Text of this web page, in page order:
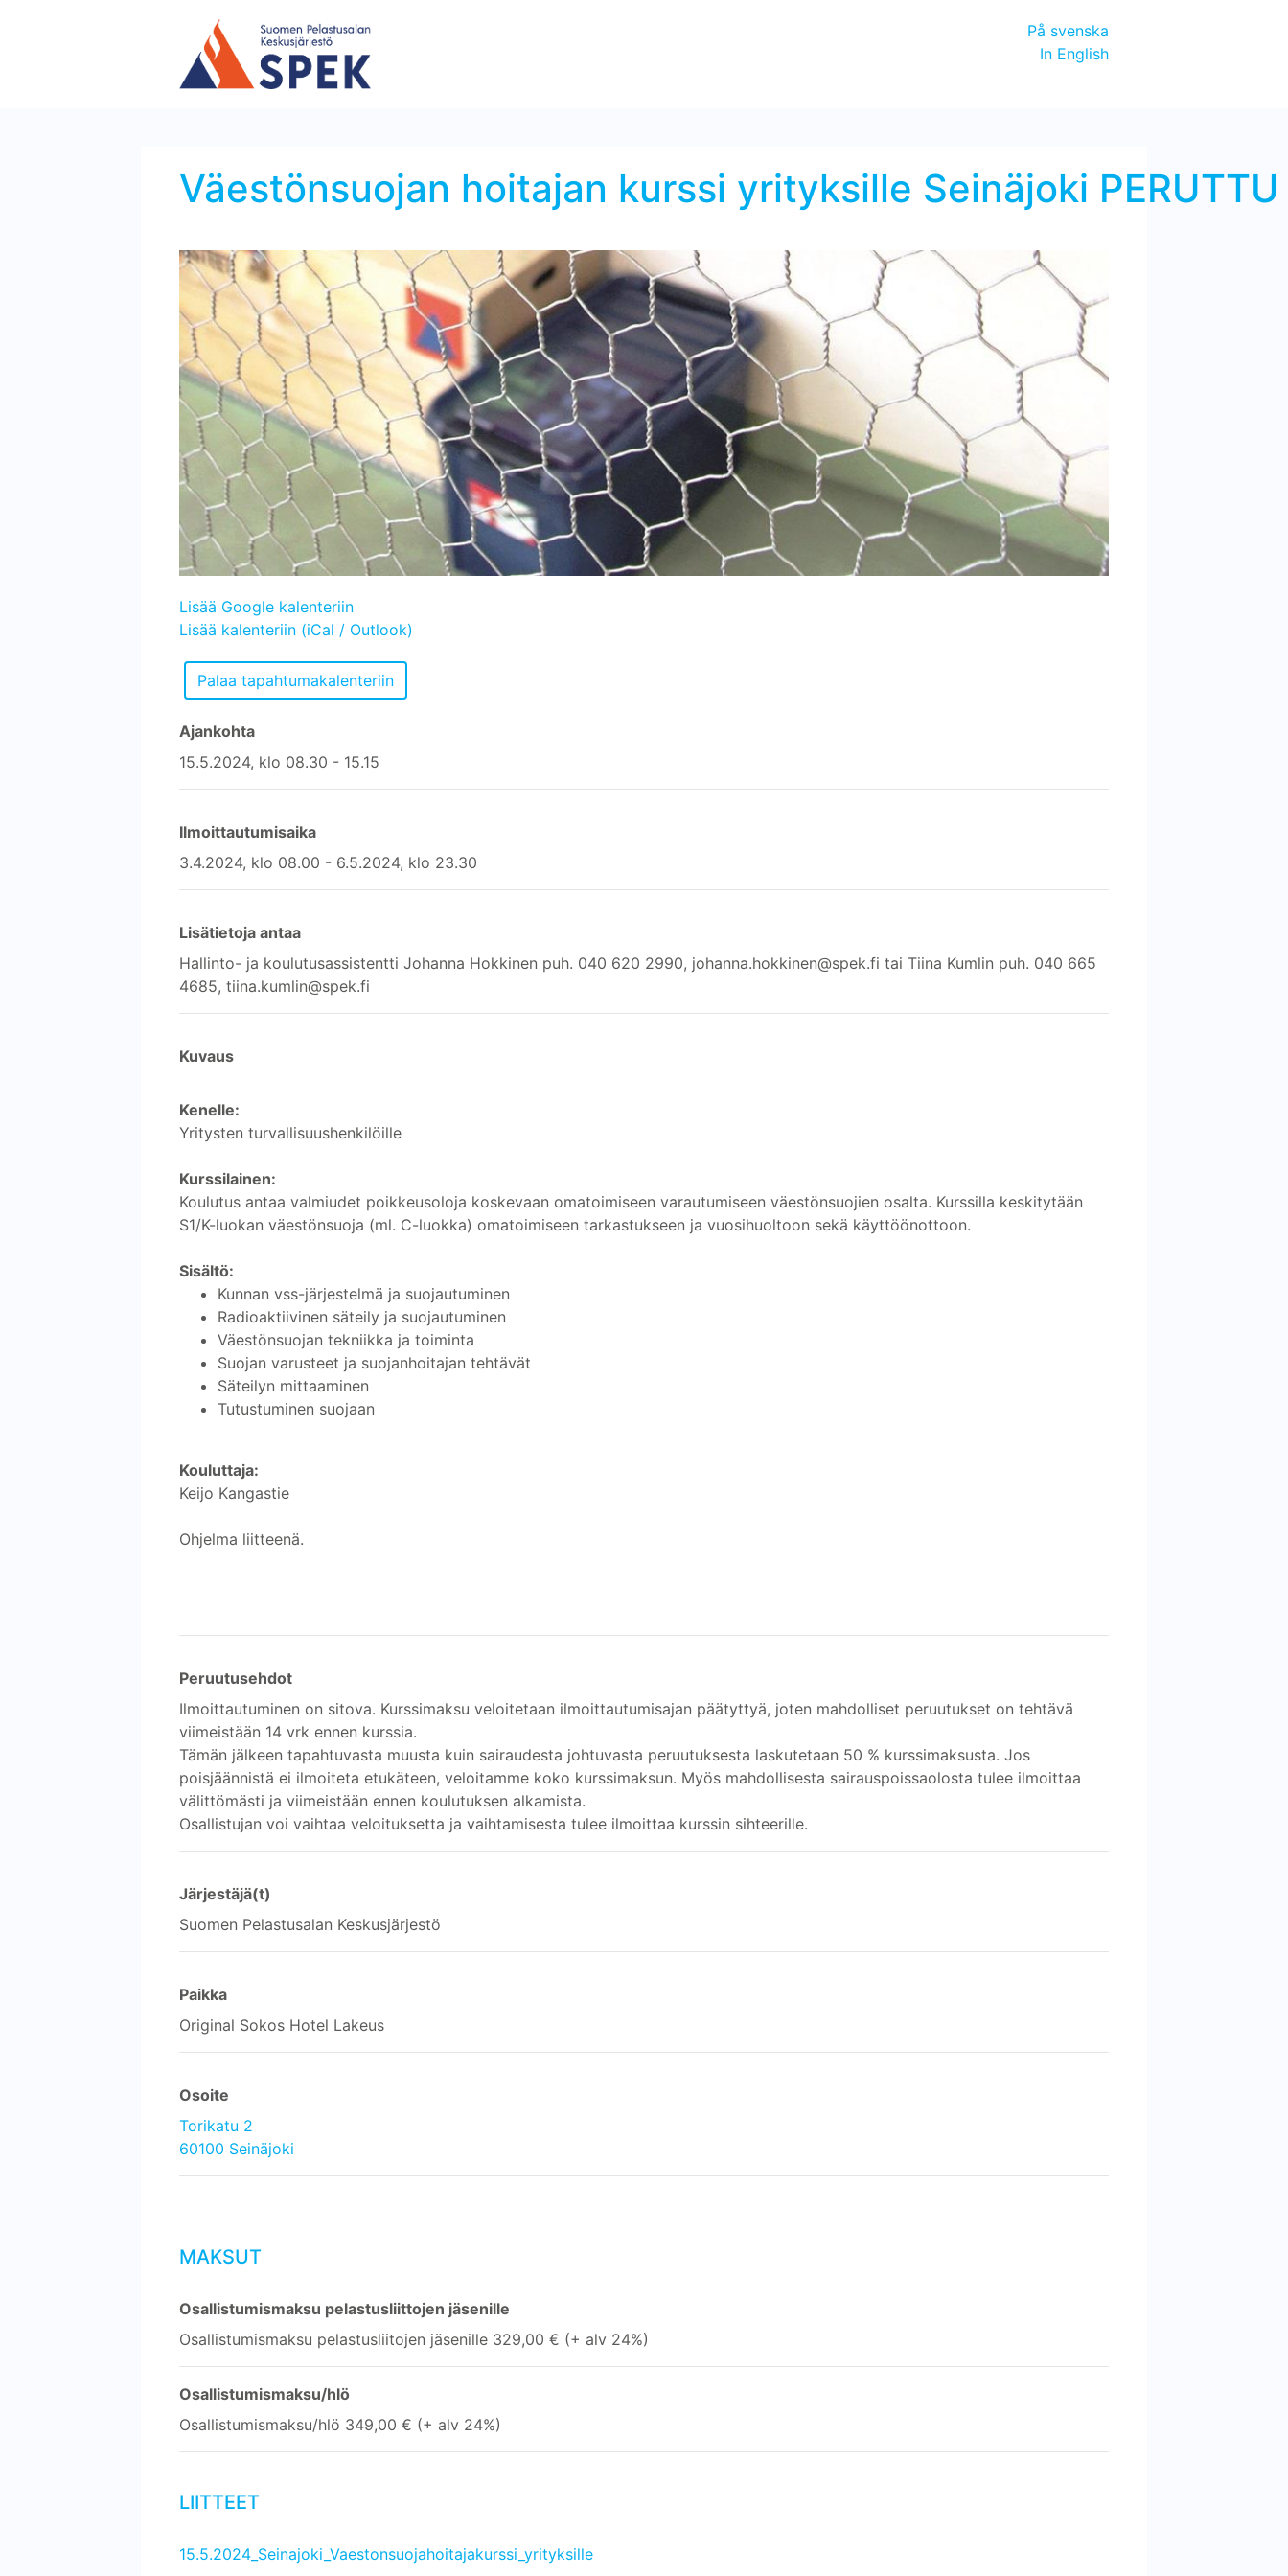
På svenska
In English
Väestönsuojan hoitajan kurssi yrityksille Seinäjoki PERUTTU
Lisää Google kalenteriin
Lisää kalenteriin (iCal / Outlook)
Ajankohta
15.5.2024, klo 08.30 - 15.15
Ilmoittautumisaika
3.4.2024, klo 08.00 - 6.5.2024, klo 23.30
Lisätietoja antaa
Hallinto- ja koulutusassistentti Johanna Hokkinen puh. 040 620 2990, johanna.hokkinen@spek.fi tai Tiina Kumlin puh. 040 665
4685, tiina.kumlin@spek.fi
Kuvaus
Kenelle:
Yritysten turvallisuushenkilöille
Kurssilainen:
Koulutus antaa valmiudet poikkeusoloja koskevaan omatoimiseen varautumiseen väestönsuojien osalta. Kurssilla keskitytään
S1/K-luokan väestönsuoja (ml. C-luokka) omatoimiseen tarkastukseen ja vuosihuoltoon sekä käyttöönottoon.
Sisältö:
Kunnan vss-järjestelmä ja suojautuminen
Radioaktiivinen säteily ja suojautuminen
Väestönsuojan tekniikka ja toiminta
Suojan varusteet ja suojanhoitajan tehtävät
Säteilyn mittaaminen
Tutustuminen suojaan
Kouluttaja:
Keijo Kangastie
Ohjelma liitteenä.
Peruutusehdot
Ilmoittautuminen on sitova. Kurssimaksu veloitetaan ilmoittautumisajan päätyttyä, joten mahdolliset peruutukset on tehtävä
viimeistään 14 vrk ennen kurssia.
Tämän jälkeen tapahtuvasta muusta kuin sairaudesta johtuvasta peruutuksesta laskutetaan 50 % kurssimaksusta. Jos
poisjäännistä ei ilmoiteta etukäteen, veloitamme koko kurssimaksun. Myös mahdollisesta sairauspoissaolosta tulee ilmoittaa
välittömästi ja viimeistään ennen koulutuksen alkamista.
Osallistujan voi vaihtaa veloituksetta ja vaihtamisesta tulee ilmoittaa kurssin sihteerille.
Järjestäjä(t)
Suomen Pelastusalan Keskusjärjestö
Paikka
Original Sokos Hotel Lakeus
Osoite
Torikatu 2
60100 Seinäjoki
MAKSUT
Osallistumismaksu pelastusliittojen jäsenille
Osallistumismaksu pelastusliitojen jäsenille 329,00 € (+ alv 24%)
Osallistumismaksu/hlö
Osallistumismaksu/hlö 349,00 € (+ alv 24%)
LIITTEET
15.5.2024_Seinajoki_Vaestonsuojahoitajakurssi_yrityksille